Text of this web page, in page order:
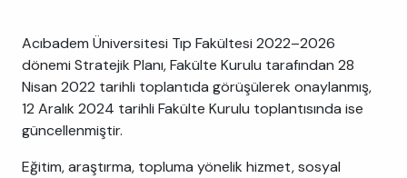
Acıbadem Üniversitesi Tıp Fakültesi 2022–2026
dönemi Stratejik Planı, Fakülte Kurulu tarafından 28
Nisan 2022 tarihli toplantıda görüşülerek onaylanmış,
12 Aralık 2024 tarihli Fakülte Kurulu toplantısında ise
güncellenmiştir.
Eğitim, araştırma, topluma yönelik hizmet, sosyal